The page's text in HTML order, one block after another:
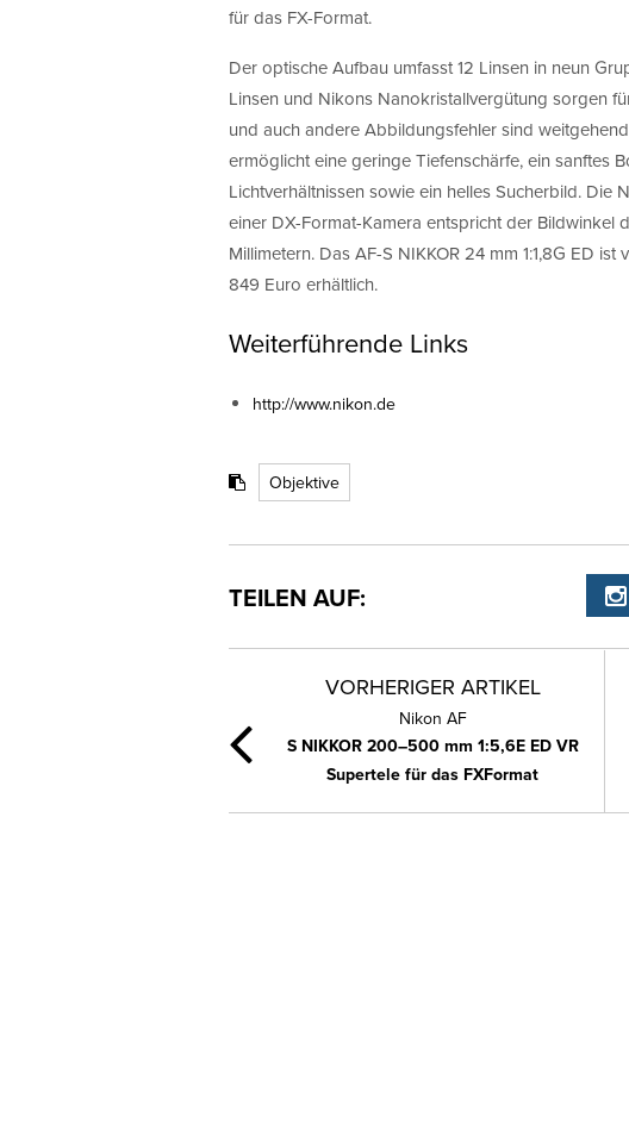
für das FX-Format.
Der optische Aufbau umfasst 12 Linsen in neun
Linsen und Nikons Nanokristallvergütung sorgen
und auch andere Abbildungsfehler sind
ermöglicht eine geringe Tiefenschärfe, ein sanftes
Lichtverhältnissen sowie ein helles Sucherbild. Die
einer DX-Format-Kamera entspricht der Bildwinkel
Millimetern. Das AF-S NIKKOR 24 mm 1:1,8G ED
849 Euro erhältlich.
Weiterführende Links
http://www.nikon.de
Objektive
TEILEN AUF:
VORHERIGER ARTIKEL
Nikon AF
S NIKKOR 200–500 mm 1:5,6E ED VR
Supertele für das FXFormat